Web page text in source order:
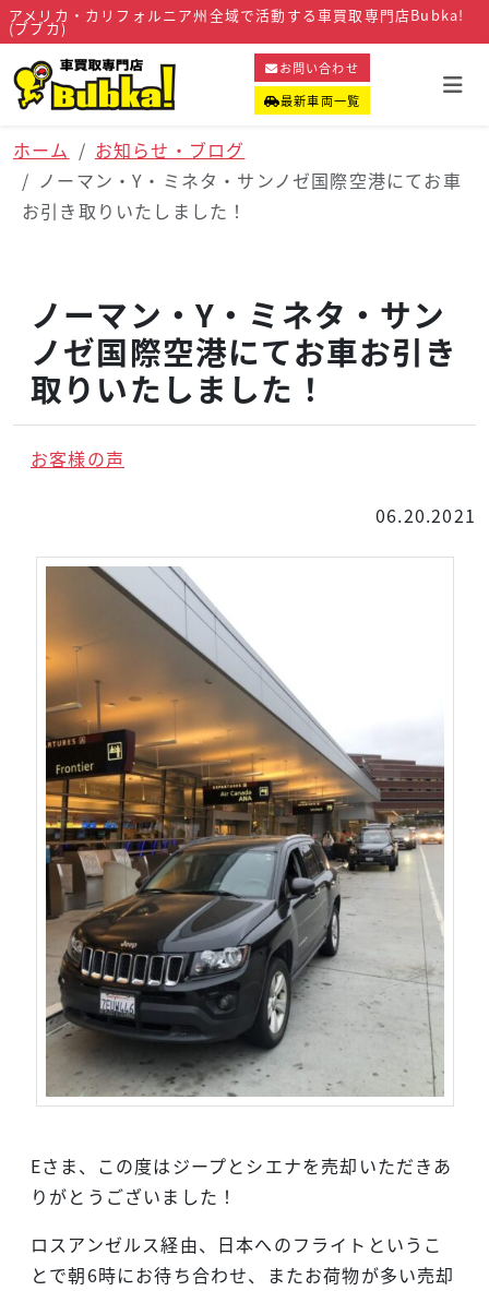
アメリカ・カリフォルニア州全域で活動する車買取専門店Bubka!
(ブブカ)
お問い合わせ
最新車両一覧
ホーム
お知らせ・ブログ
ノーマン・Y・ミネタ・サンノゼ国際空港にてお車
お引き取りいたしました！
ノーマン・Y・ミネタ・サン
ノゼ国際空港にてお車お引き
取りいたしました！
お客様の声
06.20.2021
Eさま、この度はジープとシエナを売却いただきあ
りがとうございました！
ロスアンゼルス経由、日本へのフライトというこ
とで朝6時にお待ち合わせ、またお荷物が多い売却